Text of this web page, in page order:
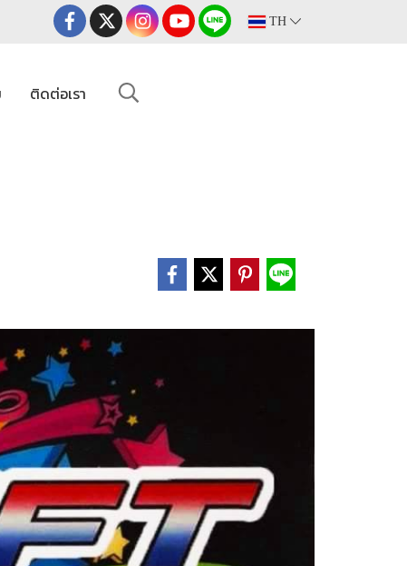
TH
ติดต่อเรา